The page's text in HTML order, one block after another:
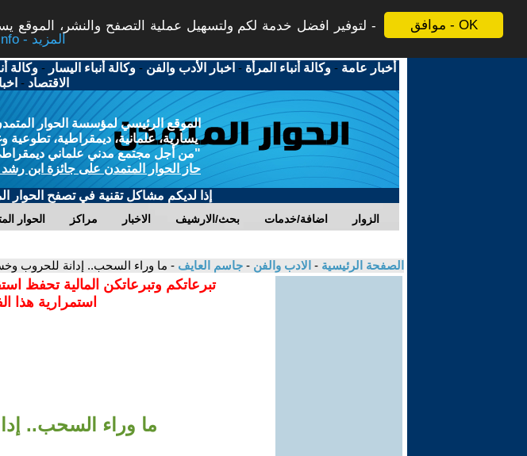
موافق - OK
لتوفير افضل خدمة لكم ولتسهيل عملية التصفح والنشر، الموقع
More info - المزيد
أخبار عامة -وكالة أنباء المرأة - اخبار الأدب والفن -وكالة أنباء اليسار -وكالة
الاقتصاد -
الموقع الرئيسي لمؤسسة الحوار
يسارية، علمانية، ديمقراطية، تطوعية
"من أجل مجتمع مدني علماني ديمقراطي
حاز الحوار المتمدن على جائزة ابن رشد
إذا لديكم مشاكل تقنية في تصفح الحوار
الحوار مراكز الاخبار بحث/الارشيف اضافة/خدمات الزوار
الصفحة الرئيسية - الادب والفن - جاسم العايف - ما وراء السحب.. إدانة للحروب
تبرعاتكم وتبرعاتكن المالية تحفظ
استمرارية هذا
ما وراء السحب..